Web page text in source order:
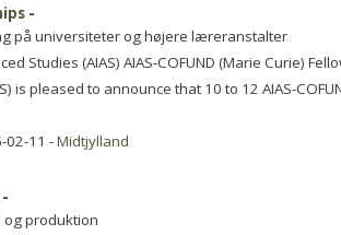
-
på universiteter og højere læreranstalter
Studies (AIAS) AIAS-COFUND (Marie Curie)
is pleased to announce that 10 to 12 AIAS-
02-11 -Midtjylland
-
produktion